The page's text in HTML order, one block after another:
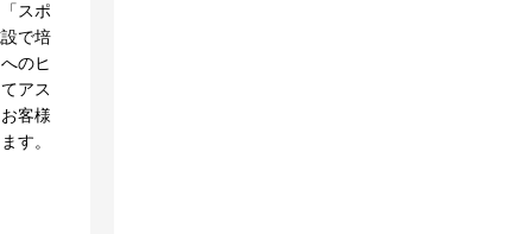
スポ
で培
のヒ
アス
客様
す。